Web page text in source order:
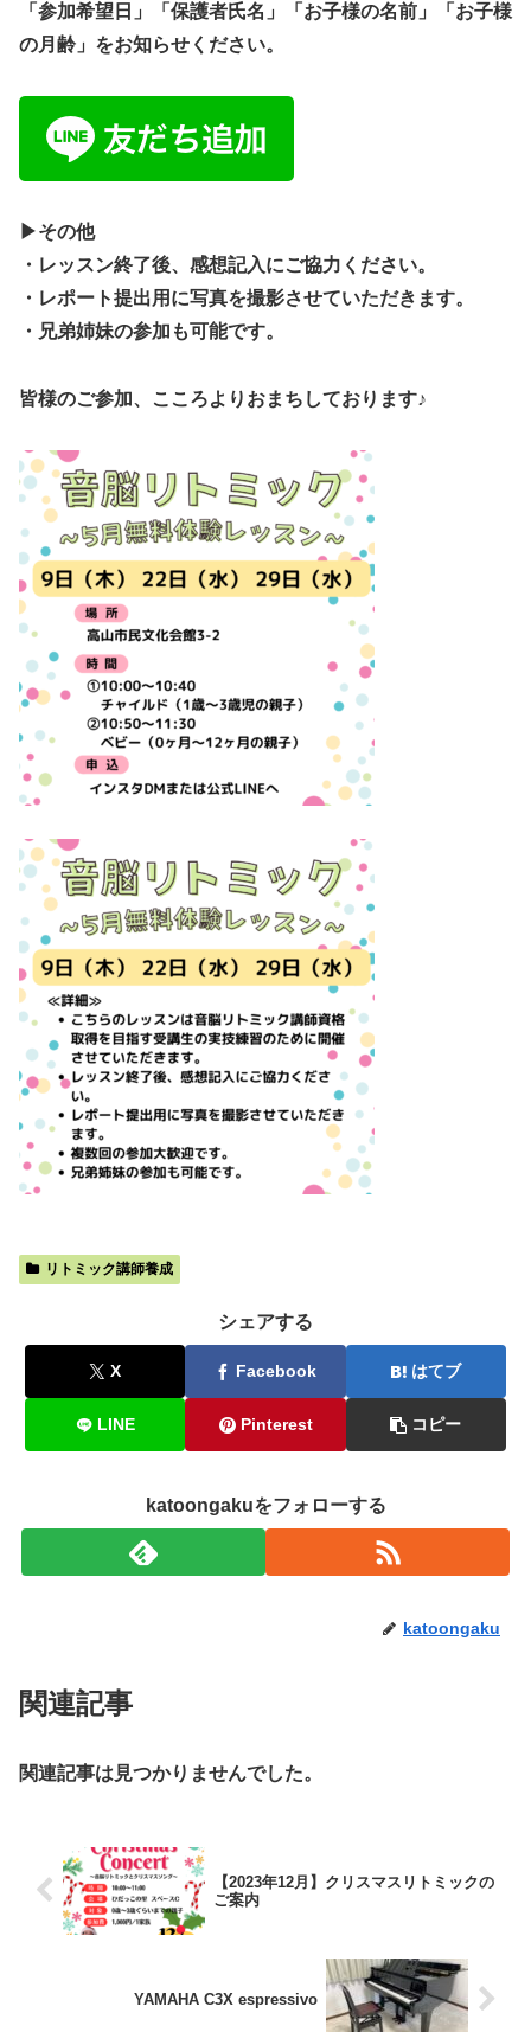
「参加希望日」「保護者氏名」「お子様の名前」「お子様
の月齢」をお知らせください。
▶その他
・レッスン終了後、感想記入にご協力ください。
・レポート提出用に写真を撮影させていただきます。
・兄弟姉妹の参加も可能です。
皆様のご参加、こころよりおまちしております♪
リトミック講師養成
シェアする
X Facebook はてブ
LINE Pinterest コピー
katoongakuをフォローする
katoongaku
関連記事
関連記事は見つかりませんでした。
【2023年12月】クリスマスリトミックの
ご案内
YAMAHA C3X espressivo